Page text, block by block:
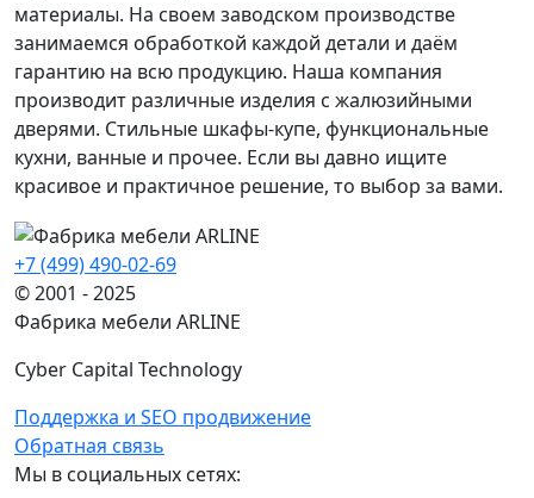
материалы. На своем заводском производстве
занимаемся обработкой каждой детали и даём
гарантию на всю продукцию. Наша компания
производит различные изделия с жалюзийными
дверями. Стильные шкафы-купе, функциональные
кухни, ванные и прочее. Если вы давно ищите
красивое и практичное решение, то выбор за вами.
+7 (499) 490-02-69
© 2001 - 2025
Фабрика мебели ARLINE
Cyber Capital Technology
Поддержка и SEO продвижение
Обратная связь
Мы в социальных сетях: